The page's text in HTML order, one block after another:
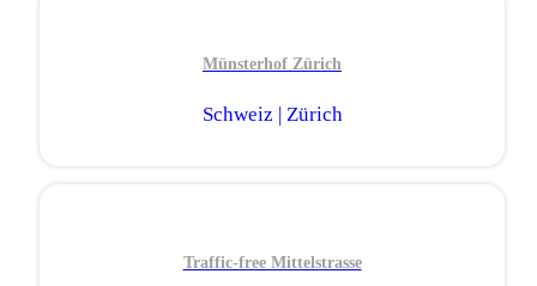
Münsterhof Zürich
Schweiz | Zürich
Traffic-free Mittelstrasse